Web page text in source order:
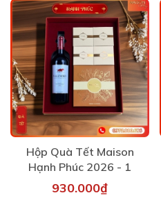
Hộp Quà Tết Maison
Hạnh Phúc 2026 - 1
930.000₫